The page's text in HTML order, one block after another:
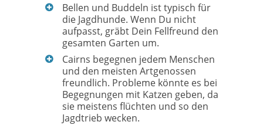
Bellen und Buddeln ist typisch für
die Jagdhunde. Wenn Du nicht
aufpasst, gräbt Dein Fellfreund den
gesamten Garten um.
Cairns begegnen jedem Menschen
und den meisten Artgenossen
freundlich. Probleme könnte es bei
Begegnungen mit Katzen geben, da
sie meistens flüchten und so den
Jagdtrieb wecken.